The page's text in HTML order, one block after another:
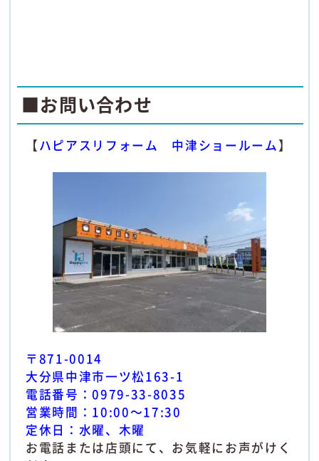
■お問い合わせ
【ハピアスリフォーム 中津ショールーム】
〒871-0014
大分県中津市一ツ松163-1
電話番号：0979-33-8035
営業時間：10:00～17:30
定休日：水曜、木曜
お電話または店頭にて、お気軽にお声がけく